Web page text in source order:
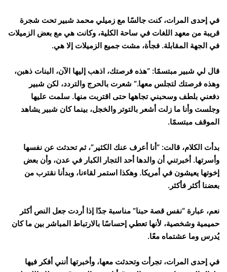
في إحدى المرات، كنت جالسًا مع زميلي محمد شبير تحت شجرة
قريبة من معهد اللغات في ساحة الكلية، وكانت هي مع بعض الزميلات
في الجهة المقابلة. فجأة، مشت جميع الزميلات إلا هي.
قال لي شبير مبتسمًا: “هذه فرصتك، اذهب إليها الآن، البنات ذهبن،
وهذه فرصتك لتجلس معها.” شعرت بالحرج والتردد، لكن شبير
دفعني بلطف وسحبني تجاهها حتى اقتربت منها. سلمت عليها
وجلست وأنا ما زلت أشعر بالتوتر والخجل، بينما كان شبير يشاهد
الموقف مبتسمًا.
بدأت الكلام، قالت: “أنا أعرف عنك الكثير”، ثم تحدثت عن نفسها
وأسرتها. أخبرتني أن والدها أحد التجار الكبار في عدن، وأن بعض
إخوتها يعيشون في أمريكا. وهكذا استمر لقاءنا، وبدأنا نقترب من
بعضنا أكثر فأكثر.
نعم، عبارة “نفس قصة حبنا” مناسبة جدًا إذا أردت جعل النص أكثر
حميمية وشخصية، لأنها تعطي إحساسًا بالارتباط المباشر بين ما كان
يُدرس وما عشتماه معًا.
في إحدى المرات، تجرأت وتحدثت معها، وأخبرتها أنني أفكر فيها